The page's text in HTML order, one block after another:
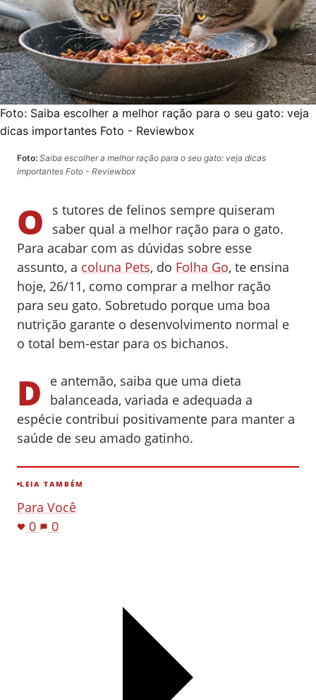
Foto: Saiba escolher a melhor ração para o seu gato: veja
dicas importantes Foto - Reviewbox
Foto: Saiba escolher a melhor ração para o seu gato: veja dicas
importantes Foto - Reviewbox
O
s tutores de felinos sempre quiseram
saber qual a melhor ração para o gato.
Para acabar com as dúvidas sobre esse
assunto, a coluna Pets, do Folha Go, te ensina
hoje, 26/11, como comprar a melhor ração
para seu gato. Sobretudo porque uma boa
nutrição garante o desenvolvimento normal e
o total bem-estar para os bichanos.
D
e antemão, saiba que uma dieta
balanceada, variada e adequada a
espécie contribui positivamente para manter a
saúde de seu amado gatinho.
LEIA TAMBÉM
Para Você
0
0